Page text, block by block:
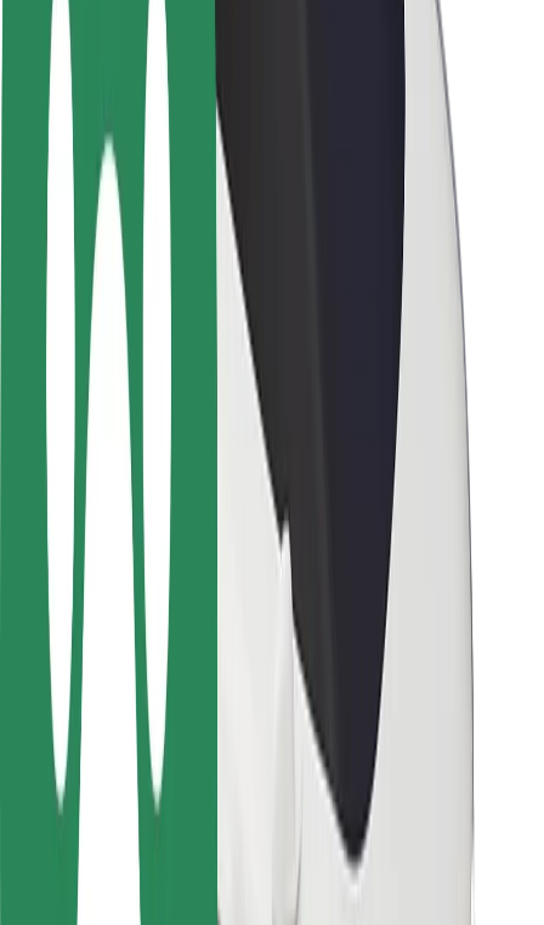
ბრენდი
მედია
ურბანული ფონდი
უსაფრთხოება
მგზავრების უსაფრთხოება
მძღოლების უსაფრთხოება
სკუტერის უსაფრთხოება
უსაფრთხოება
ქალაქები
ლოკაციები
ქალაქი უკეთესობისკენ
აეროპორტები
Bolt-ის დასატენი სადგური
მხარდაჭერა
მგზავრებისთვის
მძღოლებისთვის
კურიერებისთვის
Bolt Food
ავტოპარკის მფლობელებისთვის
რესტორნებისთვის
Bolt for Business